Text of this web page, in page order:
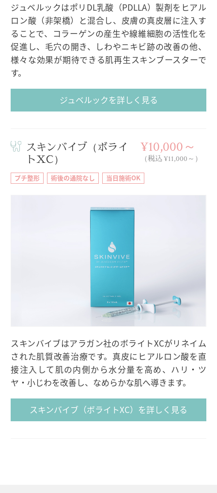
ジュベルックはポリDL乳酸（PDLLA）製剤をヒアル
ロン酸（非架橋）と混合し、皮膚の真皮層に注入す
ることで、コラーゲンの産生や線維細胞の活性化を
促進し、毛穴の開き、しわやニキビ跡の改善の他、
様々な効果が期待できる肌再生スキンブースターで
す。
ジュベルックを詳しく見る
スキンバイブ（ボライ
トXC）
¥10,000～
（税込 ¥11,000～）
プチ整形 術後の通院なし 当日施術OK
スキンバイブはアラガン社のボライトXCがリネイム
された肌質改善治療です。真皮にヒアルロン酸を直
接注入して肌の内側から水分量を高め、ハリ・ツ
ヤ・小じわを改善し、なめらかな肌へ導きます。
スキンバイブ（ボライトXC）を詳しく見る